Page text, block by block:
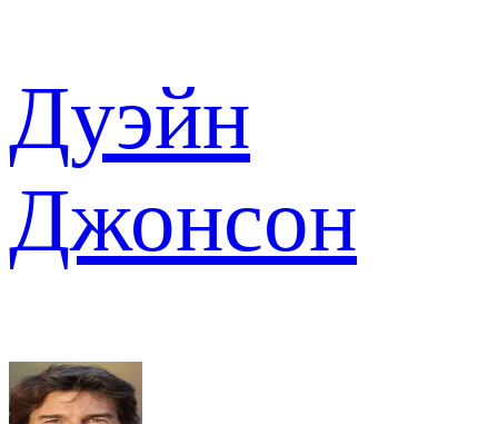
Дуэйн
Джонсон